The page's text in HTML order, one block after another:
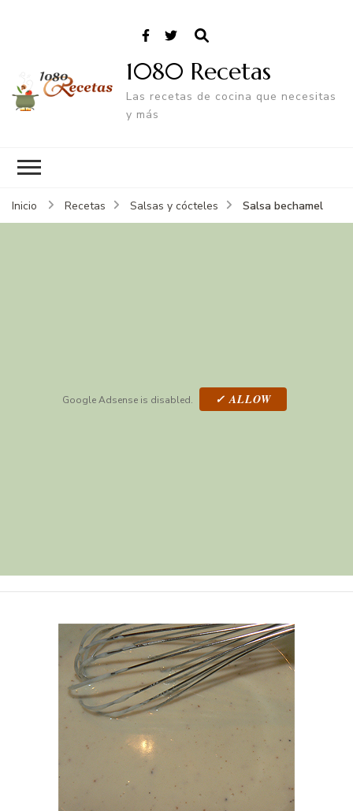
1080 Recetas
Las recetas de cocina que necesitas
y más
Inicio Recetas Salsas y cócteles Salsa bechamel
Google Adsense is disabled. ✓ ALLOW